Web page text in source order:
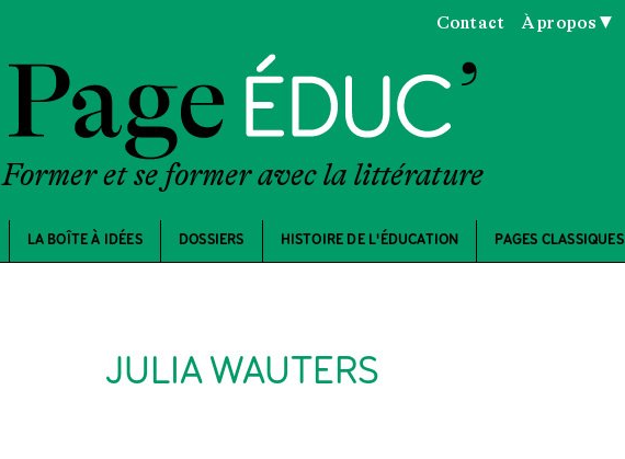
Former et se former avec la littérature
Contact À propos ▼
LA BOÎTE À IDÉES DOSSIERS HISTOIRE DE L'ÉDUCATION PAGES CLASSIQUES
JULIA WAUTERS